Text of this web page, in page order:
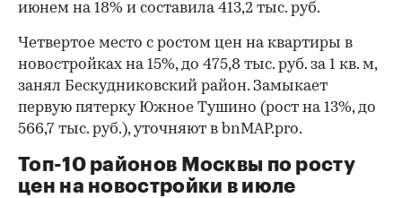
июнем на 18% и составила 413,2 тыс. руб.
Четвертое место с ростом цен на квартиры в
новостройках на 15%, до 475,8 тыс. руб. за 1 кв. м,
занял Бескудниковский район. Замыкает
первую пятерку Южное Тушино (рост на 13%, до
566,7 тыс. руб.), уточняют в bnMAP.pro.
Топ-10 районов Москвы по росту
цен на новостройки в июле